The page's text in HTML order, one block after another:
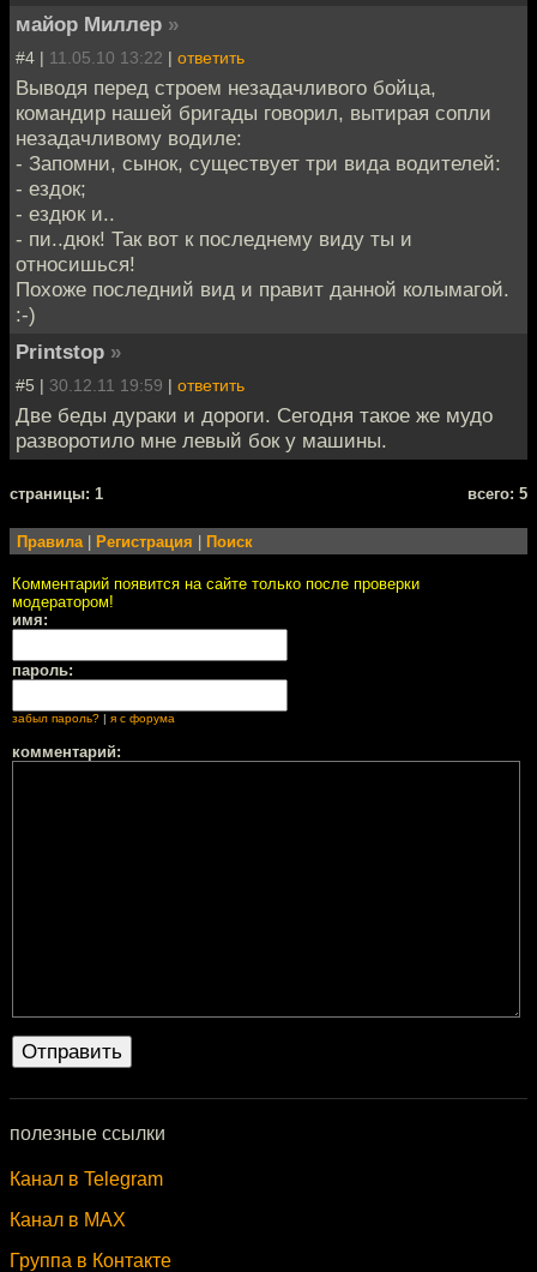
майор Миллер »
#4 | 11.05.10 13:22 | ответить
Выводя перед строем незадачливого бойца,
командир нашей бригады говорил, вытирая сопли
незадачливому водиле:
- Запомни, сынок, существует три вида водителей:
- ездок;
- ездюк и..
- пи..дюк! Так вот к последнему виду ты и
относишься!
Похоже последний вид и правит данной колымагой.
:-)
Printstop »
#5 | 30.12.11 19:59 | ответить
Две беды дураки и дороги. Сегодня такое же мудо
разворотило мне левый бок у машины.
cтраницы: 1 всего: 5
Правила| Регистрация Поиск
Комментарий появится на сайте только после проверки
модератором!
имя:
пароль:
забыл пароль? | я с форума
комментарий:
полезные ссылки
Канал в Telegram
Канал в MAX
Группа в Контакте